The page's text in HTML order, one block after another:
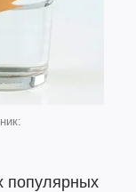
популярных